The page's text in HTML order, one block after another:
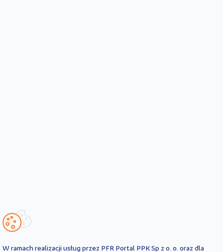
W ramach realizacji usług przez PFR Portal PPK Sp z o. o. oraz dla